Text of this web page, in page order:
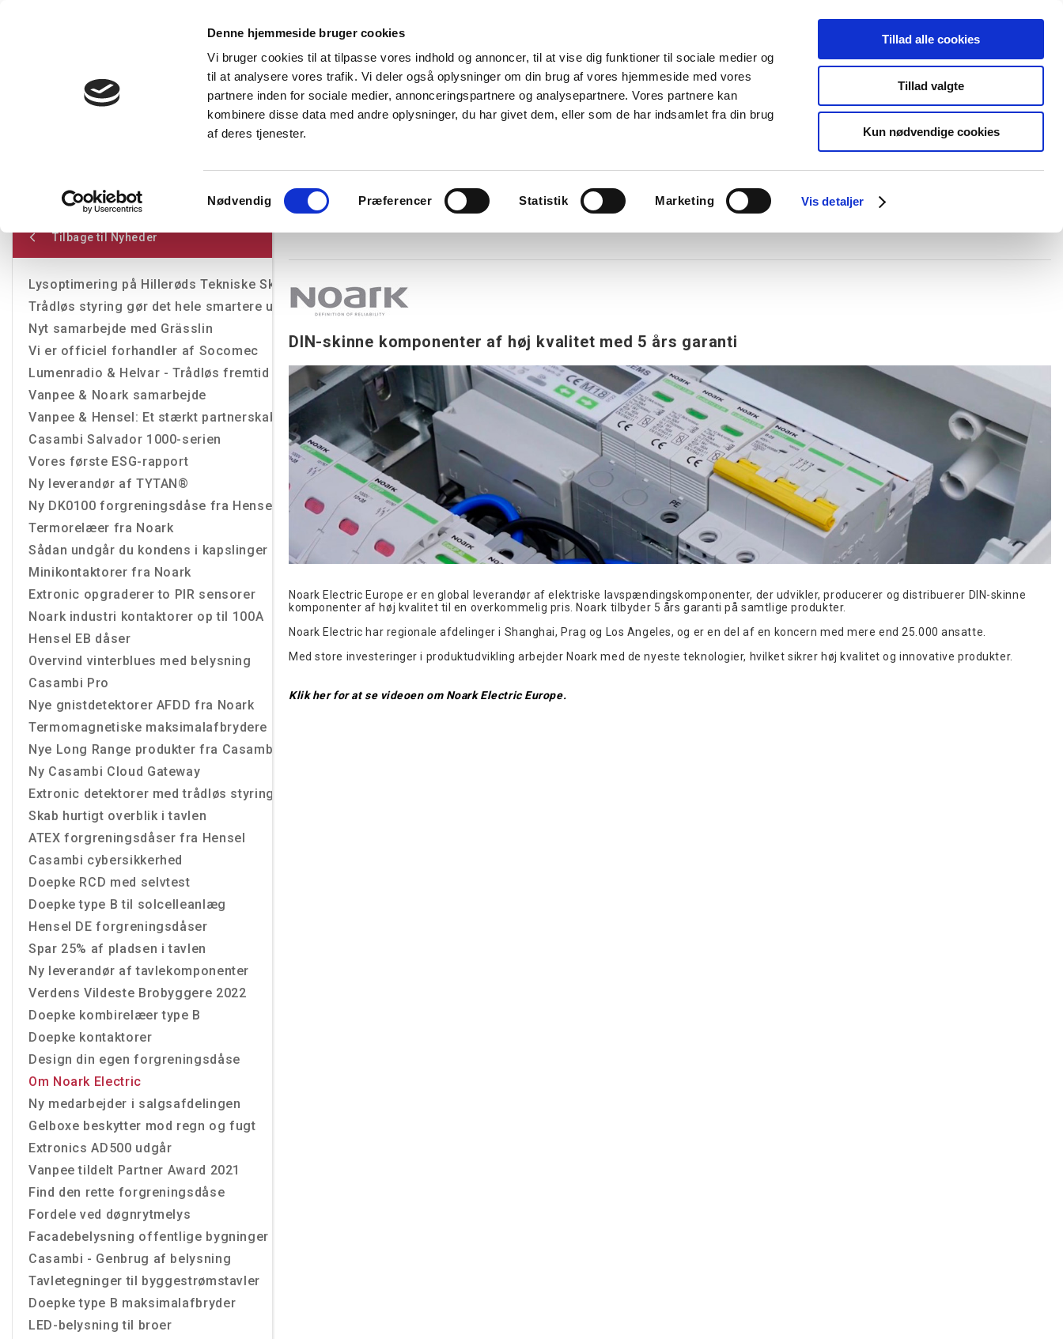
Denne hjemmeside bruger cookies
Vi bruger cookies til at tilpasse vores indhold og annoncer, til at vise dig funktioner til sociale medier og
til at analysere vores trafik. Vi deler også oplysninger om din brug af vores hjemmeside med vores
partnere inden for sociale medier, annonceringspartnere og analysepartnere. Vores partnere kan
kombinere disse data med andre oplysninger, du har givet dem, eller som de har indsamlet fra din brug
af deres tjenester.
Nødvendig Præferencer Statistik Marketing Vis detaljer
Tillad alle cookies
Tillad valgte
Kun nødvendige cookies
+45 44 85 90 00
Ny kunde
Produkter Express levering Vidensbank Kurser Referencer Kontakt os
Ledningskanaler Opmærkning Forgreningsmateriel
Tilbage til Nyheder
Lysoptimering på Hillerøds Tekniske Skole-U/NORD
Trådløs styring gør det hele smartere uden at trække ledninger
Nyt samarbejde med Grässlin
Vi er officiel forhandler af Socomec
Lumenradio & Helvar - Trådløs fremtid
Vanpee & Noark samarbejde
Vanpee & Hensel: Et stærkt partnerskab
Casambi Salvador 1000-serien
Vores første ESG-rapport
Ny leverandør af TYTAN®
Ny DK0100 forgreningsdåse fra Hensel
Termorelæer fra Noark
Sådan undgår du kondens i kapslinger
Minikontaktorer fra Noark
Extronic opgraderer to PIR sensorer
Noark industri kontaktorer op til 100A
Hensel EB dåser
Overvind vinterblues med belysning
Casambi Pro
Nye gnistdetektorer AFDD fra Noark
Termomagnetiske maksimalafbrydere
Nye Long Range produkter fra Casambi
Ny Casambi Cloud Gateway
Extronic detektorer med trådløs styring
Skab hurtigt overblik i tavlen
ATEX forgreningsdåser fra Hensel
Casambi cybersikkerhed
Doepke RCD med selvtest
Doepke type B til solcelleanlæg
Hensel DE forgreningsdåser
Spar 25% af pladsen i tavlen
Ny leverandør af tavlekomponenter
Verdens Vildeste Brobyggere 2022
Doepke kombirelæer type B
Doepke kontaktorer
Design din egen forgreningsdåse
Om Noark Electric
Ny medarbejder i salgsafdelingen
Gelboxe beskytter mod regn og fugt
Extronics AD500 udgår
Vanpee tildelt Partner Award 2021
Find den rette forgreningsdåse
Fordele ved døgnrytmelys
Facadebelysning offentlige bygninger
Casambi - Genbrug af belysning
Tavletegninger til byggestrømstavler
Doepke type B maksimalafbryder
LED-belysning til broer
DIN-skinne komponenter af høj kvalitet med 5 års garanti
Noark Electric Europe er en global leverandør af elektriske lavspændingskomponenter, der udvikler, producerer og distribuerer DIN-skinne
komponenter af høj kvalitet til en overkommelig pris. Noark tilbyder 5 års garanti på samtlige produkter.
Noark Electric har regionale afdelinger i Shanghai, Prag og Los Angeles, og er en del af en koncern med mere end 25.000 ansatte.
Med store investeringer i produktudvikling arbejder Noark med de nyeste teknologier, hvilket sikrer høj kvalitet og innovative produkter.
Klik her for at se videoen om Noark Electric Europe.